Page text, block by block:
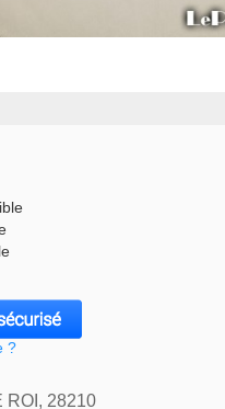
?
ROI, 28210